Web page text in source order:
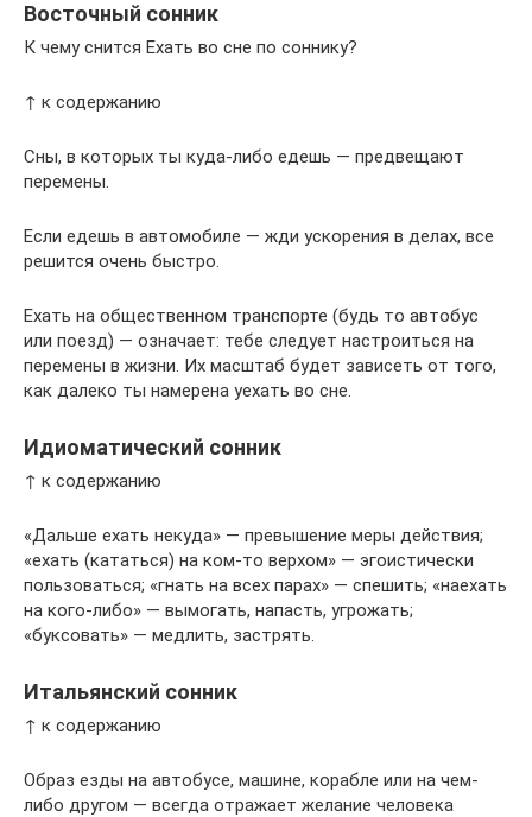
Восточный сонник
К чему снится Ехать во сне по соннику?
↑ к содержанию
Сны, в которых ты куда-либо едешь — предвещают
перемены.
Если едешь в автомобиле — жди ускорения в делах, все
решится очень быстро.
Ехать на общественном транспорте (будь то автобус
или поезд) — означает: тебе следует настроиться на
перемены в жизни. Их масштаб будет зависеть от того,
как далеко ты намерена уехать во сне.
Идиоматический сонник
↑ к содержанию
«Дальше ехать некуда» — превышение меры действия;
«ехать (кататься) на ком-то верхом» — эгоистически
пользоваться; «гнать на всех парах» — спешить; «наехать
на кого-либо» — вымогать, напасть, угрожать;
«буксовать» — медлить, застрять.
Итальянский сонник
↑ к содержанию
Образ езды на автобусе, машине, корабле или на чем-
либо другом — всегда отражает желание человека